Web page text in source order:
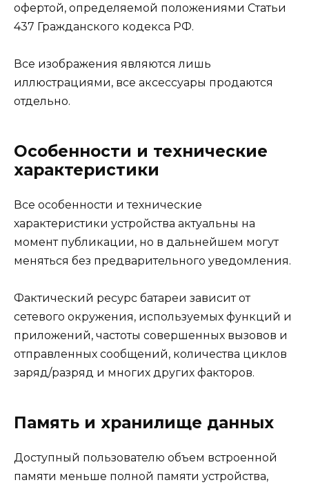
офертой, определяемой положениями Статьи
437 Гражданского кодекса РФ.
Все изображения являются лишь
иллюстрациями, все аксессуары продаются
отдельно.
Особенности и технические
характеристики
Все особенности и технические
характеристики устройства актуальны на
момент публикации, но в дальнейшем могут
меняться без предварительного уведомления.
Фактический ресурс батареи зависит от
сетевого окружения, используемых функций и
приложений, частоты совершенных вызовов и
отправленных сообщений, количества циклов
заряд/разряд и многих других факторов.
Память и хранилище данных
Доступный пользователю объем встроенной
памяти меньше полной памяти устройства,